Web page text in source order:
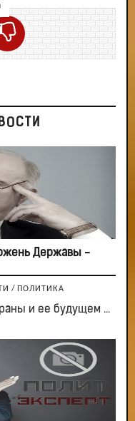
Державы -
/ ПОЛИТИКА
и ее будущем ...